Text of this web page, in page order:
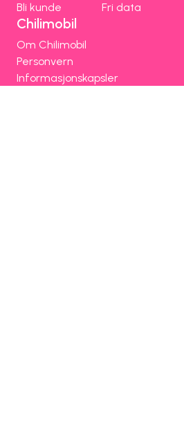
Bli kunde
Fri data
Chilimobil
Om Chilimobil
Personvern
Informasjonskapsler